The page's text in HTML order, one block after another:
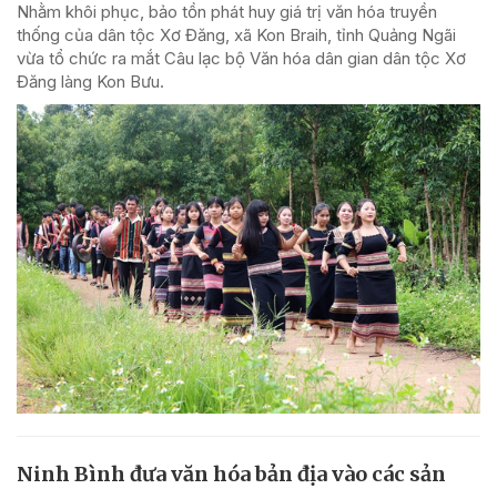
Nhằm khôi phục, bảo tồn phát huy giá trị văn hóa truyền
thống của dân tộc Xơ Đăng, xã Kon Braih, tỉnh Quảng Ngãi
vừa tổ chức ra mắt Câu lạc bộ Văn hóa dân gian dân tộc Xơ
Đăng làng Kon Bưu.
Ninh Bình đưa văn hóa bản địa vào các sản